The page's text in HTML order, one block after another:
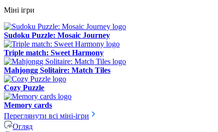
Міні ігри
Sudoku Puzzle: Mosaic Journey
Triple match: Sweet Harmony
Mahjongg Solitaire: Match Tiles
Cozy Puzzle
Memory cards
Переглянути всі міні-ігри
Огляд